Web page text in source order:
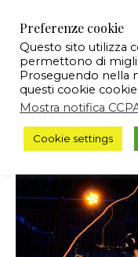
Preferenze cookie
Questo sito utilizza
permettono di
Proseguendo nella
questi cookie cookie.
Mostra notifica
Cookie settings